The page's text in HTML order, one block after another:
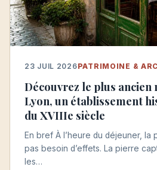
23 JUIL 2026PATRIMOINE &
Découvrez le plus
Lyon, un établissement
du XVIIIe siècle
En bref À l’heure du déjeuner, la
pas besoin d’effets. La pierre
les…